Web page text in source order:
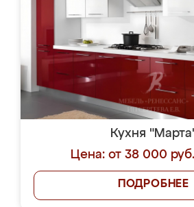
Кухня
Цена: от 38 000
ПОДРОБНЕЕ